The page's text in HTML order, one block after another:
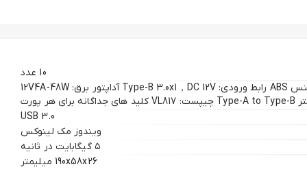
در دنیای تجهیزات دیجیتال، هاب‌ها معمولاً به عنوان ابزارهای ساده‌ای شناخته می‌شوند که تنها تعداد پورت‌ها را افزایش می‌دهند. اما هاب ORICO-BT2U3-10AB فراتر از این تعریف است. این محصول با طراحی صنعتی و
10 عدد
جنس بدنه: بدنه آلومینیومی + جنس ABS رابط ورودی: Type-B 3.0x1，DC 12V آداپتور برق: 12V4A-48W
USB 3.0
ویندوز مک لینوکس
۵ گیگابایت در ثانیه
190x58x26 میلیمتر